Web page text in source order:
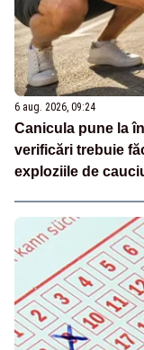
6 aug. 2026, 09:24
Canicula pune la
verificări trebuie
exploziile de